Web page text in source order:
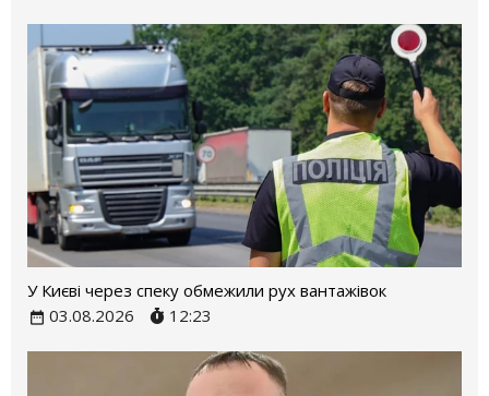
У Києві через спеку обмежили рух вантажівок
03.08.2026
12:23